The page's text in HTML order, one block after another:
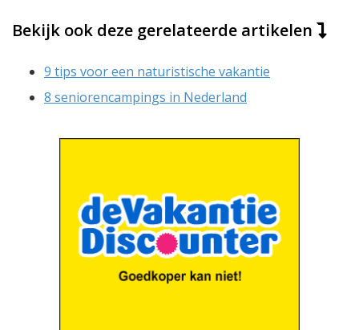
Bekijk ook deze gerelateerde artikelen
9 tips voor een naturistische vakantie
8 seniorencampings in Nederland